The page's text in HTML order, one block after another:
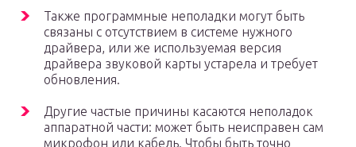
Также программные неполадки могут быть
связаны с отсутствием в системе нужного
драйвера, или же используемая версия
драйвера звуковой карты устарела и требует
обновления.
Другие частые причины касаются неполадок
аппаратной части: может быть неисправен сам
микрофон или кабель. Чтобы быть точно